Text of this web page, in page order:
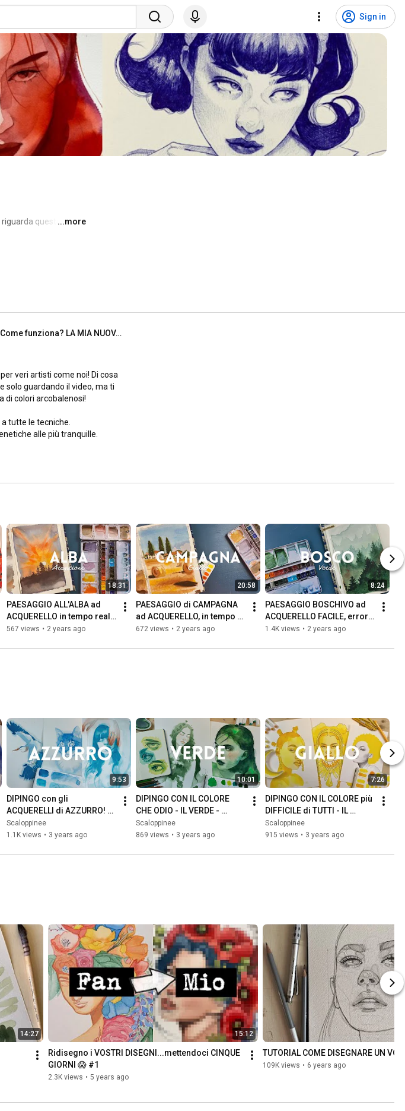
Sign in
riguarda questo ...more
RAINBOW CHALLENGE Cos'è? Come funziona? LA MIA NUOVA CHALLENGE di PITTURA e DISEGNO tutta a COLORI
veri artisti come noi! Di cosa
solo guardando il video, ma ti
di colori arcobalenosi!
tutte le tecniche.
alle più tranquille.
come la mia contatta
materiali-...
18:31
PAESAGGIO ALL'ALBA ad
ACQUERELLO in tempo reale
#rainbowchallenge
567 views • 2 years ago
20:58
PAESAGGIO di CAMPAGNA
ad ACQUERELLO, in tempo
reale. GIALLO
672 views • 2 years ago
8:24
PAESAGGIO BOSCHIVO ad
ACQUERELLO FACILE, errori
da evitare e trucchi da
1.4K views • 2 years ago
9:53
DIPINGO con gli
ACQUERELLI di AZZURRO!
Rainbow challenge
Scaloppinee
1.1K views • 3 years ago
10:01
DIPINGO CON IL COLORE
CHE ODIO - IL VERDE -
RAINBOW CHALLENGE
Scaloppinee
869 views • 3 years ago
7:26
DIPINGO CON IL COLORE più
DIFFICILE di TUTTI - IL
GIALLO - Rainbow Challenge
Scaloppinee
915 views • 3 years ago
14:27 15:12
Ridisegno i VOSTRI DISEGNI...mettendoci CINQUE
GIORNI 😱 #1
2.3K views • 5 years ago
TUTORIAL COME DISEGNARE UN
109K views • 6 years ago